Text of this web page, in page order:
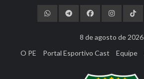
8 de agosto de 2026
O PE
Portal Esportivo Cast Equipe